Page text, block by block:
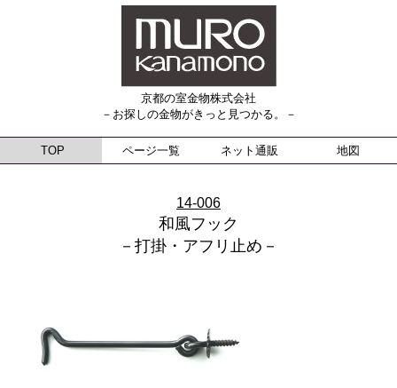
京都の室金物株式会社
－お探しの金物がきっと見つかる。－
TOP ページ一覧 ネット通販 地図
14-006
和風フック
－打掛・アフリ止め－